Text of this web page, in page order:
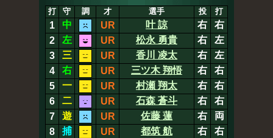
打 守 調 才 選手 投 打
1 中 UR 叶 諒 右
右
2
左 UR 松永 勇貴 右
左
3
三 UR 香川 凌太 右
左
4
右 UR 三ツ木 翔悟 右
右
5
一 UR 村瀬 翔太 右
右
6
二 UR 石森 蒼斗 右
右
7
遊 UR 佐藤 蓮 右
両
8
捕 UR 都筑 航 右
右